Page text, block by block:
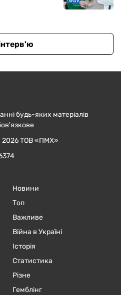
будь-яких матеріалів
2026 ТОВ «ПМХ»
Новини
Топ
Важливе
Війна в Україні
Історія
Статистика
Різне
Гемблінг